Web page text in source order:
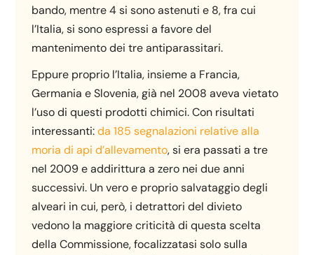
bando, mentre 4 si sono astenuti e 8, fra cui
l’Italia, si sono espressi a favore del
mantenimento dei tre antiparassitari.
Eppure proprio l’Italia, insieme a Francia,
Germania e Slovenia, già nel 2008 aveva vietato
l’uso di questi prodotti chimici. Con risultati
interessanti:da 185 segnalazioni relative alla
moria di api d’allevamento, si era passati a tre
nel 2009 e addirittura a zero nei due anni
successivi. Un vero e proprio salvataggio degli
alveari in cui, però, i detrattori del divieto
vedono la maggiore criticità di questa scelta
della Commissione, focalizzatasi solo sulla